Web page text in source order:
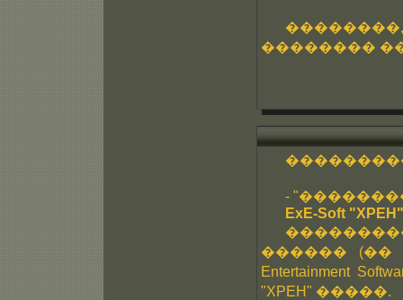
��������
-
ExE-Soft
������ (��
Entertainment
"XPEH" �����.